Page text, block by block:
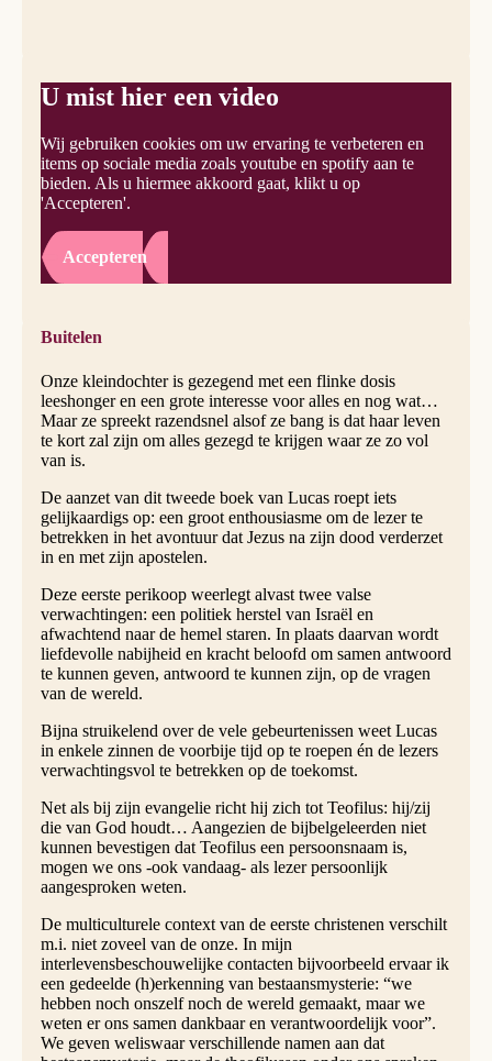
U mist hier een video
Wij gebruiken cookies om uw ervaring te verbeteren en
items op sociale media zoals youtube en spotify aan te
bieden. Als u hiermee akkoord gaat, klikt u op
'Accepteren'.
Accepteren
Buitelen
Onze kleindochter is gezegend met een flinke dosis
leeshonger en een grote interesse voor alles en nog wat…
Maar ze spreekt razendsnel alsof ze bang is dat haar leven
te kort zal zijn om alles gezegd te krijgen waar ze zo vol
van is.
De aanzet van dit tweede boek van Lucas roept iets
gelijkaardigs op: een groot enthousiasme om de lezer te
betrekken in het avontuur dat Jezus na zijn dood verderzet
in en met zijn apostelen.
Deze eerste perikoop weerlegt alvast twee valse
verwachtingen: een politiek herstel van Israël en
afwachtend naar de hemel staren. In plaats daarvan wordt
liefdevolle nabijheid en kracht beloofd om samen antwoord
te kunnen geven, antwoord te kunnen zijn, op de vragen
van de wereld.
Bijna struikelend over de vele gebeurtenissen weet Lucas
in enkele zinnen de voorbije tijd op te roepen én de lezers
verwachtingsvol te betrekken op de toekomst.
Net als bij zijn evangelie richt hij zich tot Teofilus: hij/zij
die van God houdt… Aangezien de bijbelgeleerden niet
kunnen bevestigen dat Teofilus een persoonsnaam is,
mogen we ons -ook vandaag- als lezer persoonlijk
aangesproken weten.
De multiculturele context van de eerste christenen verschilt
m.i. niet zoveel van de onze. In mijn
interlevensbeschouwelijke contacten bijvoorbeeld ervaar ik
een gedeelde (h)erkenning van bestaansmysterie: “we
hebben noch onszelf noch de wereld gemaakt, maar we
weten er ons samen dankbaar en verantwoordelijk voor”.
We geven weliswaar verschillende namen aan dat